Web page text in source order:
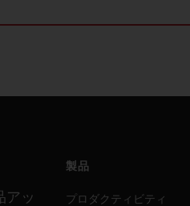
アッ
製品
プロダクティビティ